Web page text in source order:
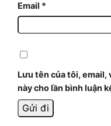
Email *
Lưu tên của tôi,
này cho lần bình luận